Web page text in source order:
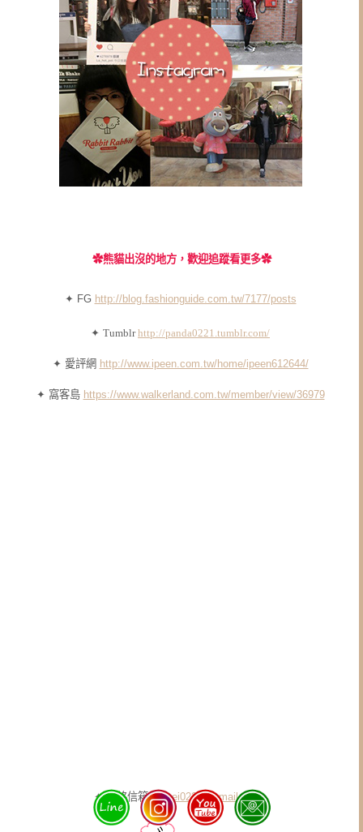
✿熊貓出沒的地方，歡迎追蹤看更多✿
✦ FG http://blog.fashionguide.com.tw/7177/posts
✦ Tumblrhttp://panda0221.tumblr.com/
✦ 愛評網 http://www.ipeen.com.tw/home/ipeen612644/
✦ 窩客島 https://www.walkerland.com.tw/member/view/36979
✦ 聯絡信箱ryohei0221@gmail.com